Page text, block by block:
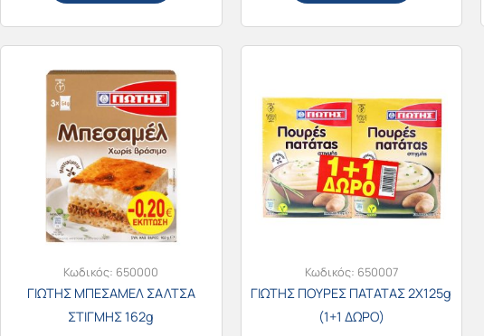
Κωδικός: 650000
ΓΙΩΤΗΣ ΜΠΕΣΑΜΕΛ ΣΑΛΤΣΑ
ΣΤΙΓΜΗΣ 162g
Κωδικός: 650007
ΓΙΩΤΗΣ ΠΟΥΡΕΣ ΠΑΤΑΤΑΣ 2Χ125g
(1+1 ΔΩΡΟ)